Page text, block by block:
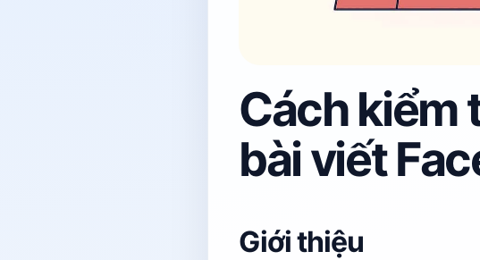
Cách kiểm
bài viết
Giới thiệu